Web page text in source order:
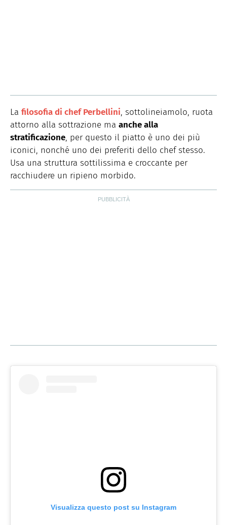
La filosofia di chef Perbellini, sottolineiamolo, ruota
attorno alla sottrazione ma anche alla
stratificazione, per questo il piatto è uno dei più
iconici, nonché uno dei preferiti dello chef stesso.
Usa una struttura sottilissima e croccante per
racchiudere un ripieno morbido.
Visualizza questo post su Instagram